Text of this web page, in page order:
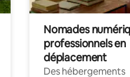
Nomades
professionnels en
déplacement
Des hébergements